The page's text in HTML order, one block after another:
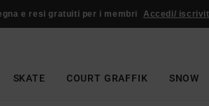
e resi gratuiti per i membri Accedi/
SKATE COURT GRAFFIK SNOW